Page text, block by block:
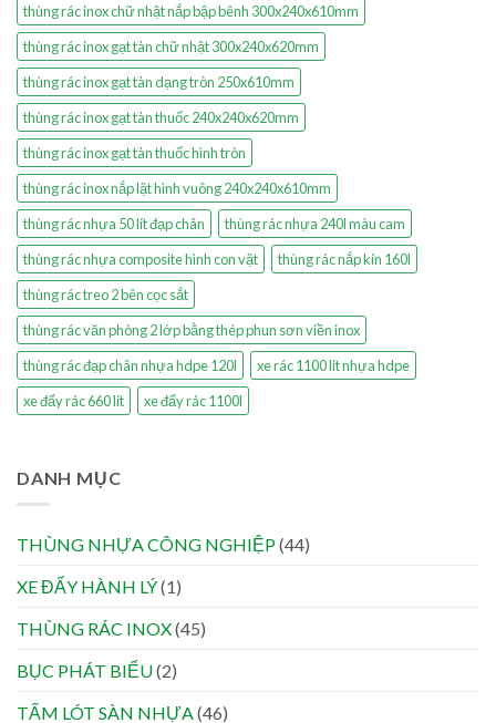
thùng rác inox chữ nhật nắp bập bênh 300x240x610mm
thùng rác inox gạt tàn chữ nhật 300x240x620mm
thùng rác inox gạt tàn dạng tròn 250x610mm
thùng rác inox gạt tàn thuốc 240x240x620mm
thùng rác inox gạt tàn thuốc hình tròn
thùng rác inox nắp lật hình vuông 240x240x610mm
thùng rác nhựa 50 lít đạp chân
thùng rác nhựa 240l màu cam
thùng rác nhựa composite hình con vật
thùng rác nắp kín 160l
thùng rác treo 2 bên cọc sắt
thùng rác văn phòng 2 lớp bằng thép phun sơn viền inox
thùng rác đạp chân nhựa hdpe 120l
xe rác 1100 lít nhựa hdpe
xe đẩy rác 660 lít
xe đẩy rác 1100l
DANH MỤC
THÙNG NHỰA CÔNG NGHIỆP(44)
XE ĐẨY HÀNH LÝ(1)
THÙNG RÁC INOX(45)
BỤC PHÁT BIỂU(2)
TẤM LÓT SÀN NHỰA(46)